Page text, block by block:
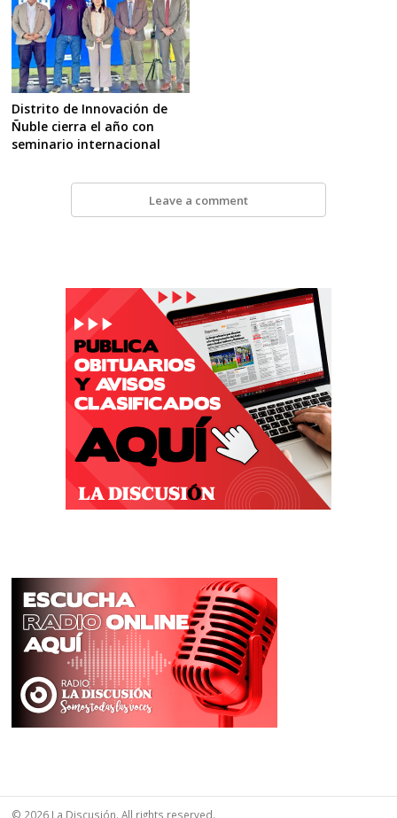
Distrito de Innovación de
Ñuble cierra el año con
seminario internacional
Leave a comment
© 2026 La Discusión. All rights reserved.